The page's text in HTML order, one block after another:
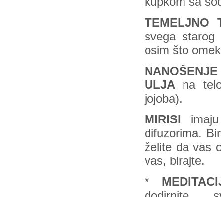
TEMELJNO
svega
osim što
ULJA na
jojoba).
MIRISI
difuzorima.
želite da vas
vas, birajte.
*